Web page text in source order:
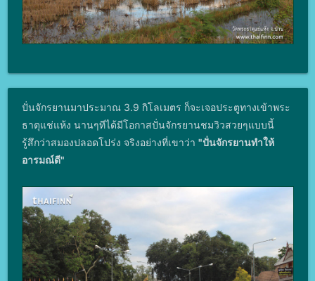
ปั่นจักรยานมาประมาณ 3.9 กิโลเมตร ก็จะเจอประตูทางเข้าพระ
ธาตุแช่แห้ง นานๆทีได้มีโอกาสปั่นจักรยานชมวิวสวยๆแบบนี้
รู้สึกว่าสมองปลอดโปร่ง จริงอย่างที่เขาว่า "ปั่นจักรยานทำให้
อารมณ์ดี"